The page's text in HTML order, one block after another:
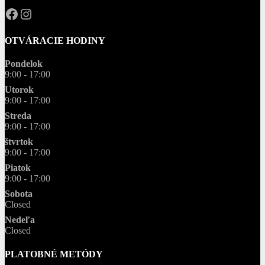
OPAL.drahokamy
opal.drahokamy
OTVÁRACIE HODINY
Pondelok
9:00 - 17:00
Utorok
9:00 - 17:00
Streda
9:00 - 17:00
štvrtok
9:00 - 17:00
Piatok
9:00 - 17:00
Sobota
Closed
Nedeľa
Closed
PLATOBNÉ METÓDY